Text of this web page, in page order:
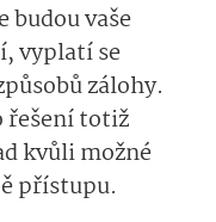
budou vaše
vyplatí se
zálohy.
řešení totiž
kvůli možné
přístupu.